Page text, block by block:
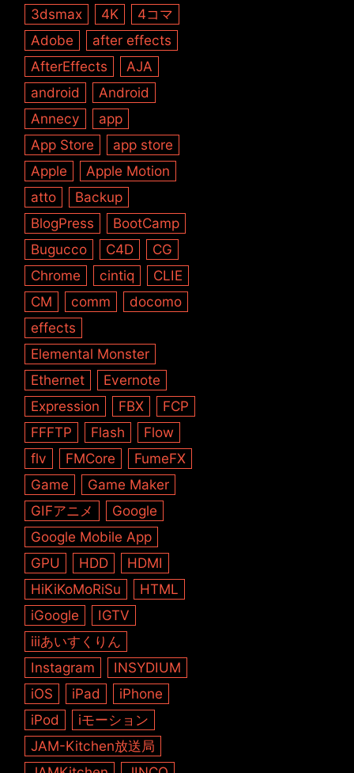
3dsmax
4K
4コマ
Adobe
after effects
AfterEffects
AJA
android
Android
Annecy
app
App Store
app store
Apple
Apple Motion
atto
Backup
BlogPress
BootCamp
Bugucco
C4D
CG
Chrome
cintiq
CLIE
CM
comm
docomo
effects
Elemental Monster
Ethernet
Evernote
Expression
FBX
FCP
FFFTP
Flash
Flow
flv
FMCore
FumeFX
Game
Game Maker
GIFアニメ
Google
Google Mobile App
GPU
HDD
HDMI
HiKiKoMoRiSu
HTML
iGoogle
IGTV
iiiあいすくりん
Instagram
INSYDIUM
iOS
iPad
iPhone
iPod
iモーション
JAM-Kitchen放送局